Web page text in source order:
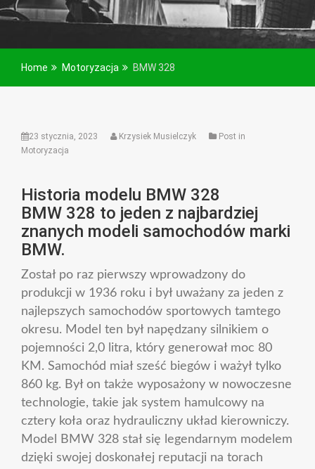
Home Motoryzacja BMW 328
23 stycznia, 2023 Krzysiek Musielczyk
Post in
Motoryzacja
Historia modelu BMW 328
BMW 328 to jeden z najbardziej
znanych modeli samochodów marki
BMW.
Został po raz pierwszy wprowadzony do
produkcji w 1936 roku i był uważany za jeden z
najlepszych samochodów sportowych tamtego
okresu. Model ten był napędzany silnikiem o
pojemności 2,0 litra, który generował moc 80
KM. Samochód miał sześć biegów i ważył tylko
860 kg. Był on także wyposażony w nowoczesne
technologie, takie jak system hamulcowy na
cztery koła oraz hydrauliczny układ kierowniczy.
Model BMW 328 stał się legendarnym modelem
dzięki swojej doskonałej reputacji na torach